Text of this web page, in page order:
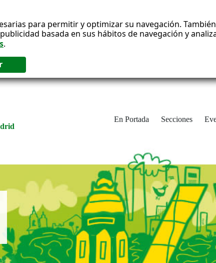
para permitir y optimizar su navegación.
basada en sus hábitos de navegación y
.
En Portada Secciones